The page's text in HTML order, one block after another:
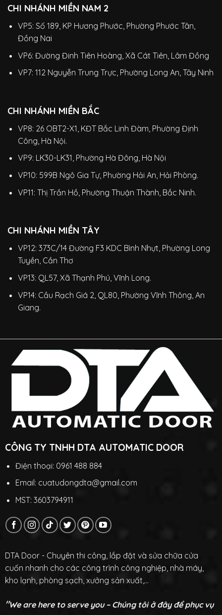
CHI NHÁNH MIỀN NAM 2
VP5: Số 189, KP Hương Phước, Phường Phước Tân,
Đồng Nai
VP6: Đường Đinh Tiên Hoàng, Xã Cát Tiên, Lâm Đồng
VP7: 112 Nguyễn Trung Trực, Phường Long An, Tây Ninh
CHI NHÁNH MIỀN BẮC
VP8: 26 OBT2-X1, KĐT Bắc Linh Đàm, Phường Định
Công, Hà Nội.
VP9: LK30-LK31, Phường Hà Đông, Hà Nội
VP10: 599B Ngô Gia Tự, Phường Hải An, Hải Phòng.
VP11: Thị Trần Hồ, Phường Thuận Thành, Bắc Ninh.
CHI NHÁNH MIỀN TÂY
VP12: 373C/14 Đường F3 KDC Bình Nhựt, Phường Long
Tuyền, Cần Thơ
VP13: QL57, Xã Thạnh Phú, Vĩnh Long.
VP14: Cầu Rạch Giá 2, QL80, Phường Vĩnh Thông, An
Giang.
CÔNG TY TNHH DTA AUTOMATIC DOOR
Điện thoại: 0961 488 884
Email: cuatudongdta@gmail.com
MST: 3603794911
DTA Door - Chuyên thi công, lắp đặt và sửa chữa cửa
cuốn nhanh cho các công trình công nghiệp, nhà máy,
kho lạnh, phòng sạch, xưởng sản xuất,...
"We are here to serve you – Chúng tôi ở đây để phục vụ